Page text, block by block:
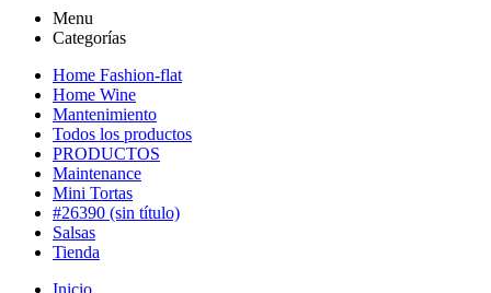
Menu
Categorías
Home Fashion-flat
Home Wine
Mantenimiento
Todos los productos
PRODUCTOS
Maintenance
Mini Tortas
#26390 (sin título)
Salsas
Tienda
Inicio